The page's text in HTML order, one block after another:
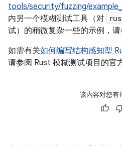
tools/security/fuzzing/
内另一个模糊测试工具（对
试）的稍微复杂一些的示例，请
如需有关如何编写结构感知型
请参阅 Rust 模糊测试项目的官
该内容对您有